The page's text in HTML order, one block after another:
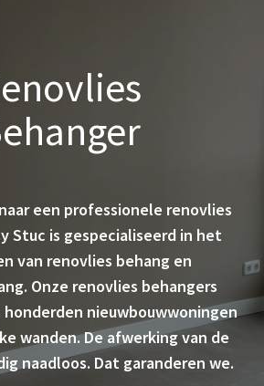
een professionele renovlies
Stuc is gespecialiseerd in het
van renovlies behang en
Onze renovlies behangers
nieuwbouwwoningen
wanden. De afwerking van de
naadloos. Dat garanderen we.